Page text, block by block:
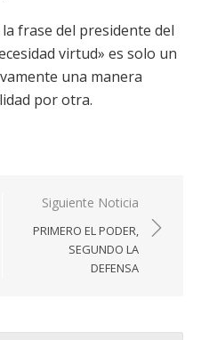
frase del presidente del
virtud» es solo un
una manera
por otra.
Siguiente Noticia
PRIMERO EL PODER,
SEGUNDO LA
DEFENSA